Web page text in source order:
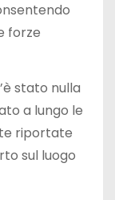
forze
stato nulla
a lungo le
riportate
sul luogo